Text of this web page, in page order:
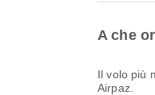
A che
Il volo più mattutino per Manila con United Airlines, codice volo UA189, parte alle 00:40. Puoi consultare questo orario e confrontare altre opzioni di volo disponibili su
Airpaz.